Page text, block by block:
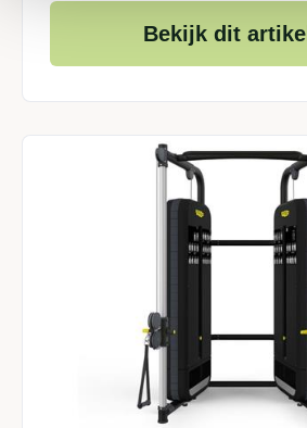
Bekijk dit artikel